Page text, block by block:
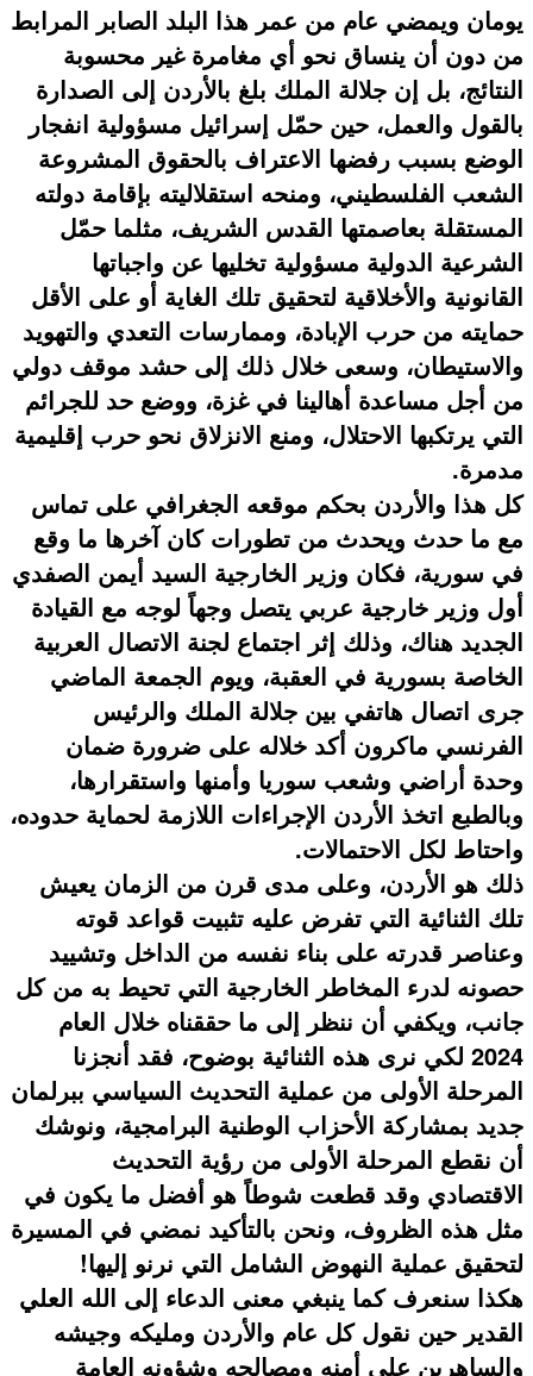
يومان ويمضي عام من عمر هذا البلد الصابر المرابط
من دون أن ينساق نحو أي مغامرة غير محسوبة
النتائج، بل إن جلالة الملك بلغ بالأردن إلى الصدارة
بالقول والعمل، حين حمّل إسرائيل مسؤولية انفجار
الوضع بسبب رفضها الاعتراف بالحقوق المشروعة
الشعب الفلسطيني، ومنحه استقلاليته بإقامة دولته
المستقلة بعاصمتها القدس الشريف، مثلما حمّل
الشرعية الدولية مسؤولية تخليها عن واجباتها
القانونية والأخلاقية لتحقيق تلك الغاية أو على الأقل
حمايته من حرب الإبادة، وممارسات التعدي والتهويد
والاستيطان، وسعى خلال ذلك إلى حشد موقف دولي
من أجل مساعدة أهالينا في غزة، ووضع حد للجرائم
التي يرتكبها الاحتلال، ومنع الانزلاق نحو حرب إقليمية
مدمرة.
كل هذا والأردن بحكم موقعه الجغرافي على تماس
مع ما حدث ويحدث من تطورات كان آخرها ما وقع
في سورية، فكان وزير الخارجية السيد أيمن الصفدي
أول وزير خارجية عربي يتصل وجهاً لوجه مع القيادة
الجديد هناك، وذلك إثر اجتماع لجنة الاتصال العربية
الخاصة بسورية في العقبة، ويوم الجمعة الماضي
جرى اتصال هاتفي بين جلالة الملك والرئيس
الفرنسي ماكرون أكد خلاله على ضرورة ضمان
وحدة أراضي وشعب سوريا وأمنها واستقرارها،
وبالطبع اتخذ الأردن الإجراءات اللازمة لحماية حدوده،
واحتاط لكل الاحتمالات.
ذلك هو الأردن، وعلى مدى قرن من الزمان يعيش
تلك الثنائية التي تفرض عليه تثبيت قواعد قوته
وعناصر قدرته على بناء نفسه من الداخل وتشييد
حصونه لدرء المخاطر الخارجية التي تحيط به من كل
جانب، ويكفي أن ننظر إلى ما حققناه خلال العام
2024 لكي نرى هذه الثنائية بوضوح، فقد أنجزنا
المرحلة الأولى من عملية التحديث السياسي ببرلمان
جديد بمشاركة الأحزاب الوطنية البرامجية، ونوشك
أن نقطع المرحلة الأولى من رؤية التحديث
الاقتصادي وقد قطعت شوطاً هو أفضل ما يكون في
مثل هذه الظروف، ونحن بالتأكيد نمضي في المسيرة
لتحقيق عملية النهوض الشامل التي نرنو إليها!
هكذا سنعرف كما ينبغي معنى الدعاء إلى الله العلي
القدير حين نقول كل عام والأردن ومليكه وجيشه
والساهرين على أمنه ومصالحه وشؤونه العامة